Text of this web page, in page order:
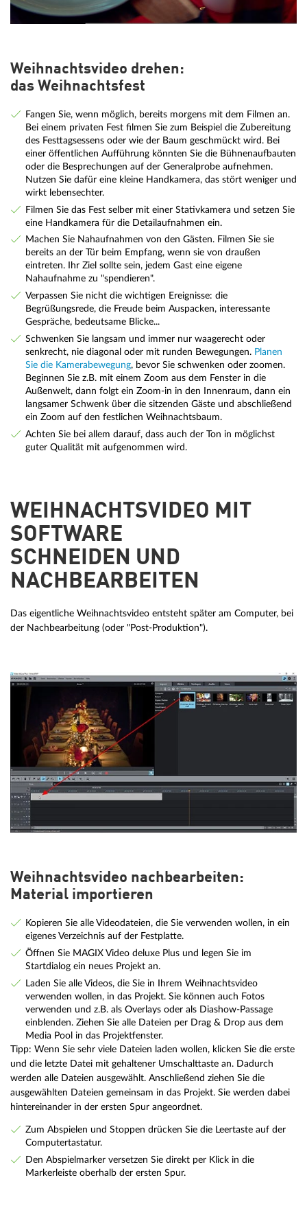
Weihnachtsvideo drehen:
das Weihnachtsfest
Fangen Sie, wenn möglich, bereits morgens mit dem Filmen an.
Bei einem privaten Fest filmen Sie zum Beispiel die Zubereitung
des Festtagsessens oder wie der Baum geschmückt wird. Bei
einer öffentlichen Aufführung könnten Sie die Bühnenaufbauten
oder die Besprechungen auf der Generalprobe aufnehmen.
Nutzen Sie dafür eine kleine Handkamera, das stört weniger und
wirkt lebensechter.
Filmen Sie das Fest selber mit einer Stativkamera und setzen Sie
eine Handkamera für die Detailaufnahmen ein.
Machen Sie Nahaufnahmen von den Gästen. Filmen Sie sie
bereits an der Tür beim Empfang, wenn sie von draußen
eintreten. Ihr Ziel sollte sein, jedem Gast eine eigene
Nahaufnahme zu "spendieren".
Verpassen Sie nicht die wichtigen Ereignisse: die
Begrüßungsrede, die Freude beim Auspacken, interessante
Gespräche, bedeutsame Blicke...
Schwenken Sie langsam und immer nur waagerecht oder
senkrecht, nie diagonal oder mit runden Bewegungen. Planen
Sie die Kamerabewegung, bevor Sie schwenken oder zoomen.
Beginnen Sie z.B. mit einem Zoom aus dem Fenster in die
Außenwelt, dann folgt ein Zoom-in in den Innenraum, dann ein
langsamer Schwenk über die sitzenden Gäste und abschließend
ein Zoom auf den festlichen Weihnachtsbaum.
Achten Sie bei allem darauf, dass auch der Ton in möglichst
guter Qualität mit aufgenommen wird.
WEIHNACHTSVIDEO MIT
SOFTWARE
SCHNEIDEN UND
NACHBEARBEITEN
Das eigentliche Weihnachtsvideo entsteht später am Computer, bei
der Nachbearbeitung (oder "Post-Produktion").
Weihnachtsvideo nachbearbeiten:
Material importieren
Kopieren Sie alle Videodateien, die Sie verwenden wollen, in ein
eigenes Verzeichnis auf der Festplatte.
Öffnen Sie MAGIX Video deluxe Plus und legen Sie im
Startdialog ein neues Projekt an.
Laden Sie alle Videos, die Sie in Ihrem Weihnachtsvideo
verwenden wollen, in das Projekt. Sie können auch Fotos
verwenden und z.B. als Overlays oder als Diashow-Passage
einblenden. Ziehen Sie alle Dateien per Drag & Drop aus dem
Media Pool in das Projektfenster.
Tipp: Wenn Sie sehr viele Dateien laden wollen, klicken Sie die erste
und die letzte Datei mit gehaltener Umschalttaste an. Dadurch
werden alle Dateien ausgewählt. Anschließend ziehen Sie die
ausgewählten Dateien gemeinsam in das Projekt. Sie werden dabei
hintereinander in der ersten Spur angeordnet.
Zum Abspielen und Stoppen drücken Sie die Leertaste auf der
Computertastatur.
Den Abspielmarker versetzen Sie direkt per Klick in die
Markerleiste oberhalb der ersten Spur.